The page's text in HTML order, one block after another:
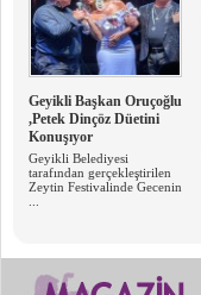
Geyikli Başkan Oruçoğlu
,Petek Dinçöz Düetini
Konuşıyor
Geyikli Belediyesi
tarafından gerçekleştirilen
Zeytin Festivalinde Gecenin